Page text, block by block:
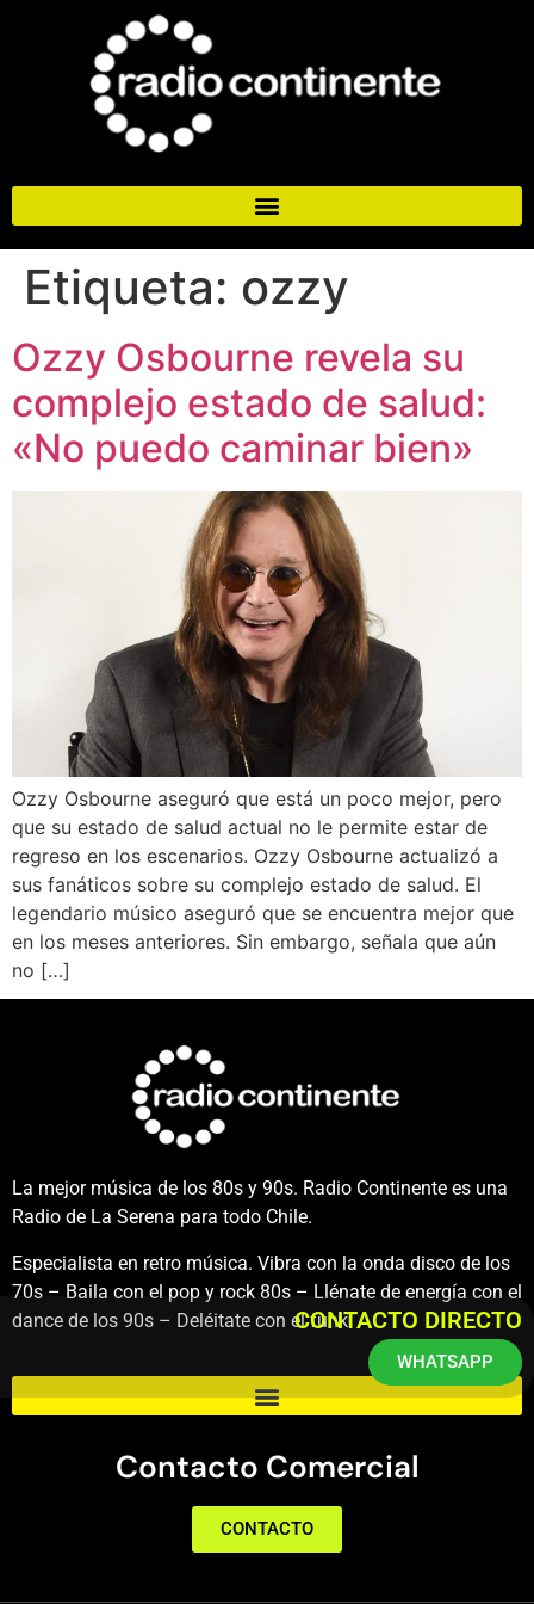
Etiqueta: ozzy
Ozzy Osbourne revela su
complejo estado de salud:
«No puedo caminar bien»
Ozzy Osbourne aseguró que está un poco mejor, pero
que su estado de salud actual no le permite estar de
regreso en los escenarios. Ozzy Osbourne actualizó a
sus fanáticos sobre su complejo estado de salud. El
legendario músico aseguró que se encuentra mejor que
en los meses anteriores. Sin embargo, señala que aún
no […]
La mejor música de los 80s y 90s. Radio Continente es una
Radio de La Serena para todo Chile.
Especialista en retro música. Vibra con la onda disco de los
70s – Baila con el pop y rock 80s – Llénate de energía con el
dance de los 90s – Deléitate con el funk.
Contacto Comercial
CONTACTO
CONTACTO DIRECTO
WHATSAPP